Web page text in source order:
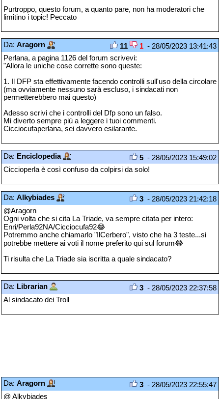
Purtroppo, questo forum, a quanto pare, non ha moderatori che
limitino i topic! Peccato
Da: Aragorn 11 1 - 28/05/2023 13:41:43
Perlana, a pagina 1126 del forum scrivevi:
"Allora le uniche cose corrette sono queste:
1. Il DFP sta effettivamente facendo controlli sull'uso della circolare
(ma ovviamente nessuno sarà escluso, i sindacati non
permetterebbero mai questo)
Adesso scrivi che i controlli del Dfp sono un falso.
Mi diverto sempre più a leggere i tuoi commenti.
Cicciocufaperlana, sei davvero esilarante.
Da: Enciclopedia 5 - 28/05/2023 15:49:02
Ciccioperla è così confuso da colpirsi da solo!
Da: Alkybiades 3 - 28/05/2023 21:42:18
@Aragorn
Ogni volta che si cita La Triade, va sempre citata per intero:
Enri/Perla92NA/Cicciocufa92😂
Potremmo anche chiamarlo "IlCerbero", visto che ha 3 teste...si
potrebbe mettere ai voti il nome preferito qui sul forum😂
Ti risulta che La Triade sia iscritta a quale sindacato?
Da: Librarian 3 - 28/05/2023 22:37:58
Al sindacato dei Troll
Da: Aragorn 3 - 28/05/2023 22:55:47
@ Alkybiades